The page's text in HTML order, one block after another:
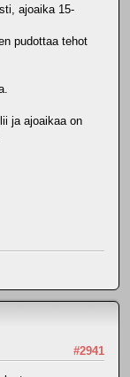
ajoaika 15-
pudottaa tehot
ja ajoaikaa on
#2941